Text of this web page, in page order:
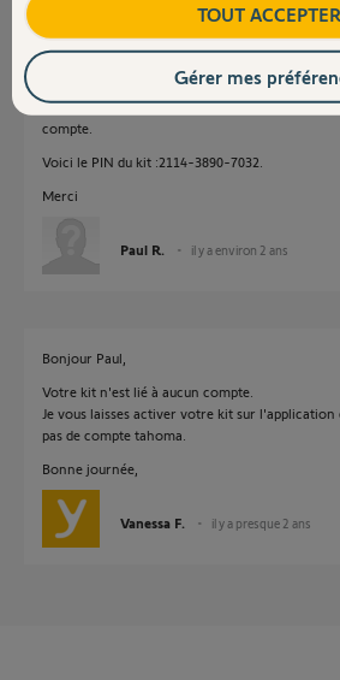
je n'arrive pas à me connecter depuis mon
pouvez vous réinitialiser mon compte ?
sinon réinitialiser le kit de connexion pour que
compte.
Voici le PIN du kit :2114-3890-7032.
Merci
Paul R. il y a environ 2 ans
Bonjour Paul,
Votre kit n'est lié à aucun compte.
Je vous laisses activer votre kit sur
pas de compte tahoma.
Bonne journée,
Vanessa F. il y a presque 2 ans
TOUT ACCEPTER
Gérer mes